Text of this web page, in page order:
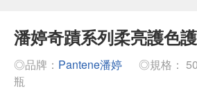
潘婷奇蹟系列柔亮護色
◎品牌： Pantene潘婷
◎規格：
瓶